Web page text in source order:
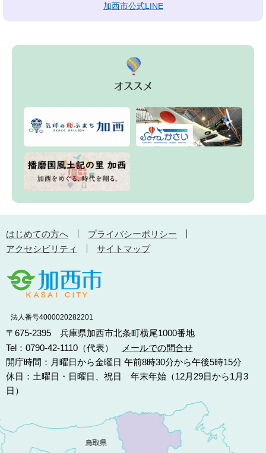
加西市公式LINE
はじめての方へ
プライバシーポリシー
アクセシビリティ
サイトマップ
法人番号4000020282201
〒675-2395 兵庫県加西市北条町横尾1000番地
Tel：0790-42-1110（代表）
メールでの問合せ
開庁時間：月曜日から金曜日 午前8時30分から午後5時15分
休日：土曜日・日曜日、祝日 年末年始（12月29日から1月3
日）